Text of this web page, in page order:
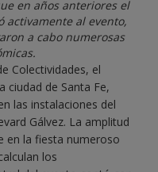
en años anteriores el
activamente al evento,
a cabo numerosas
Colectividades, el
ciudad de Santa Fe,
las instalaciones del
Gálvez. La amplitud
en la fiesta numeroso
los